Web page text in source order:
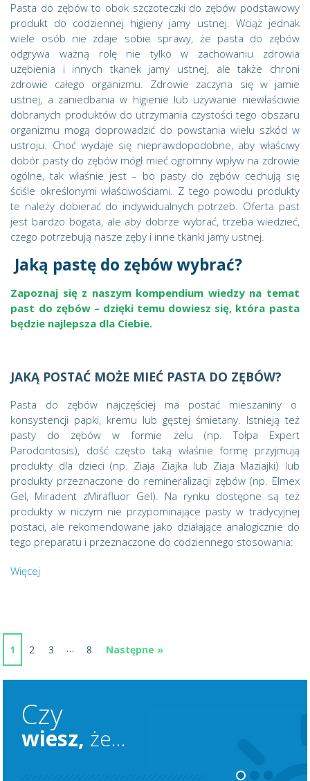
Pasta do zębów to obok szczoteczki do zębów podstawowy
produkt do codziennej higieny jamy ustnej. Wciąż jednak
wiele osób nie zdaje sobie sprawy, że pasta do zębów
odgrywa ważną rolę nie tylko w zachowaniu zdrowia
uzębienia i innych tkanek jamy ustnej, ale także chroni
zdrowie całego organizmu. Zdrowie zaczyna się w jamie
ustnej, a zaniedbania w higienie lub używanie niewłaściwie
dobranych produktów do utrzymania czystości tego obszaru
organizmu mogą doprowadzić do powstania wielu szkód w
ustroju. Choć wydaje się nieprawdopodobne, aby właściwy
dobór pasty do zębów mógł mieć ogromny wpływ na zdrowie
ogólne, tak właśnie jest – bo pasty do zębów cechują się
ściśle określonymi właściwościami. Z tego powodu produkty
te należy dobierać do indywidualnych potrzeb. Oferta past
jest bardzo bogata, ale aby dobrze wybrać, trzeba wiedzieć,
czego potrzebują nasze zęby i inne tkanki jamy ustnej.
Jaką pastę do zębów wybrać?
Zapoznaj się z naszym kompendium wiedzy na temat
past do zębów – dzięki temu dowiesz się, która pasta
będzie najlepsza dla Ciebie.
JAKĄ POSTAĆ MOŻE MIEĆ PASTA DO ZĘBÓW?
Pasta do zębów najczęściej ma postać mieszaniny o
konsystencji papki, kremu lub gęstej śmietany. Istnieją też
pasty do zębów w formie żelu (np. Tołpa Expert
Parodontosis), dość często taką właśnie formę przyjmują
produkty dla dzieci (np. Ziaja Ziajka lub Ziaja Maziajki) lub
produkty przeznaczone do remineralizacji zębów (np. Elmex
Gel, Miradent zMirafluor Gel). Na rynku dostępne są też
produkty w niczym nie przypominające pasty w tradycyjnej
postaci, ale rekomendowane jako działające analogicznie do
tego preparatu i przeznaczone do codziennego stosowania:
Więcej
1 2 3 … 8 Następne »
Czy
wiesz, że...